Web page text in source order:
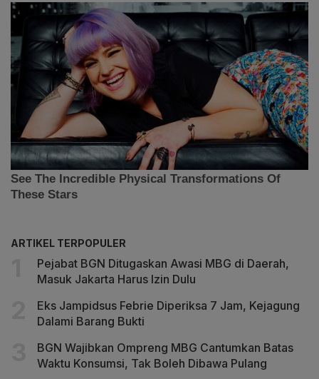
ARTIKEL TERPOPULER
Pejabat BGN Ditugaskan Awasi MBG di Daerah,
Masuk Jakarta Harus Izin Dulu
Eks Jampidsus Febrie Diperiksa 7 Jam, Kejagung
Dalami Barang Bukti
BGN Wajibkan Ompreng MBG Cantumkan Batas
Waktu Konsumsi, Tak Boleh Dibawa Pulang